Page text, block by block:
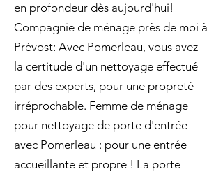
en profondeur dès aujourd'hui!
Compagnie de ménage près de moi à
Prévost: Avec Pomerleau, vous avez
la certitude d'un nettoyage effectué
par des experts, pour une propreté
irréprochable. Femme de ménage
pour nettoyage de porte d'entrée
avec Pomerleau : pour une entrée
accueillante et propre ! La porte